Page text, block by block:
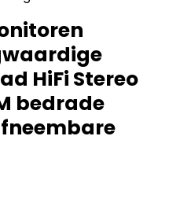
HiFi Stereo
bedrade